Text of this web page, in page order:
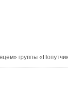
группы